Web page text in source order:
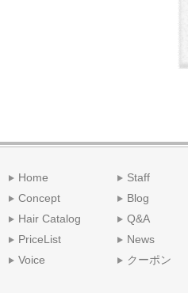
Home
Concept
Hair Catalog
PriceList
Voice
Staff
Blog
Q&A
News
クーポン